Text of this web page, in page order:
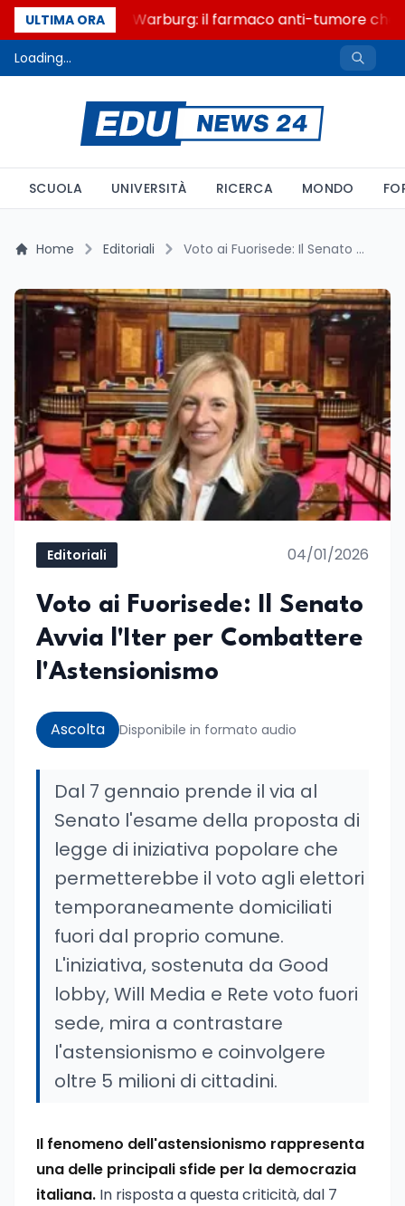
ULTIMA ORA
Un secolo di Warburg: il farmaco anti-tumore che
Loading...
SCUOLA UNIVERSITÀ RICERCA MONDO
Home Editoriali Voto ai Fuorisede: Il Senato Avvia l'Iter per Combattere l'Astensionismo
Editoriali 04/01/2026
Voto ai Fuorisede: Il Senato
Avvia l'Iter per Combattere
l'Astensionismo
Ascolta Disponibile in formato audio
Dal 7 gennaio prende il via al
Senato l'esame della proposta di
legge di iniziativa popolare che
permetterebbe il voto agli elettori
temporaneamente domiciliati
fuori dal proprio comune.
L'iniziativa, sostenuta da Good
lobby, Will Media e Rete voto fuori
sede, mira a contrastare
l'astensionismo e coinvolgere
oltre 5 milioni di cittadini.
Il fenomeno dell'astensionismo rappresenta
una delle principali sfide per la democrazia
italiana. In risposta a questa criticità, dal 7